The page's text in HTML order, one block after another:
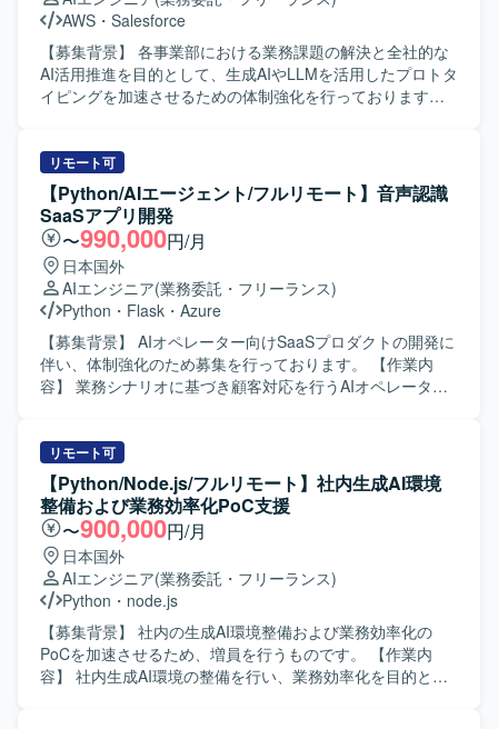
AWS ・ Salesforce
【募集背景】 各事業部における業務課題の解決と全社的な
AI活用推進を目的として、生成AIやLLMを活用したプロトタ
イピングを加速させるための体制強化を行っております。
生成AIやLLMを活用したPoCの設計や、RAGやAIエージェ
ントを用いたプロトタイプ開発を担当していただきます。
あわせて、技術選定や検証設計、評価指標の設定およびレ
ポーティングも行っていただきます。 【求める人物像】 事
業部門と協働しながら課題の本質を見極め、自ら主体的に
要件定義からプロトタイピングまで推進できる方を求めて
おります。新しい技術やツールへのキャッチアップが速
く、仮説検証を高速に回しながら価値提供につなげられる
方が望ましいです。 【ポジションの魅力】 全社横断で複数
の事業部と関わりながら、0→1フェーズのAIプロダクト創
出に深く関与していただけます。生成AIやLLM、RAG、AI
業務改善や新しいビジネス価値の創出に貢献していただけ
ます。 【開発環境】 生成AI／LLM、RAG、AIエージェン
ト、AWS／GCP／Azureなどのクラウドサービスを活用し
たプロトタイピング環境を想定しております。
リモート可
【Python/AIエージェント/フルリモート】音声認識
SaaSアプリ開発
〜990,000円/月
日本国外
AIエンジニア(業務委託・フリーランス)
Python ・ Flask ・ Azure
【募集背景】 AIオペレーター向けSaaSプロダクトの開発に
伴い、体制強化のため募集を行っております。 【作業内
容】 業務シナリオに基づき顧客対応を行うAIオペレーター
ェント開発を通じて最適な対話フローを構築していただき
ます。また、AIエージェントのタスク分解やツール連携、
ワークフロー設計、エージェント精度向上のための評価指
標設計や改善サイクル設計、RAG最適化などにも携わって
いただきます。 【求める人物像】 生成AIやLLM技術への関
心が高く、新しい技術要素を自らキャッチアップしながら
プロダクトに取り込んでいける方を求めております。チー
ムメンバーと協調しつつも、自走的に課題を発見し解決へ
と導ける方を歓迎いたします。 【ポジションの魅力】 音声
認識とAIエージェント技術を組み合わせたSaaSプロダクト
の中核に関わることができ、LLM連携やRAG最適化など先
リモート可
【Python/Node.js/フルリモート】社内生成AI環境
整備および業務効率化PoC支援
〜900,000円/月
日本国外
AIエンジニア(業務委託・フリーランス)
Python ・ node.js
【募集背景】 社内の生成AI環境整備および業務効率化の
PoCを加速させるため、増員を行うものです。 【作業内
容】 社内生成AI環境の整備を行い、業務効率化を目的とし